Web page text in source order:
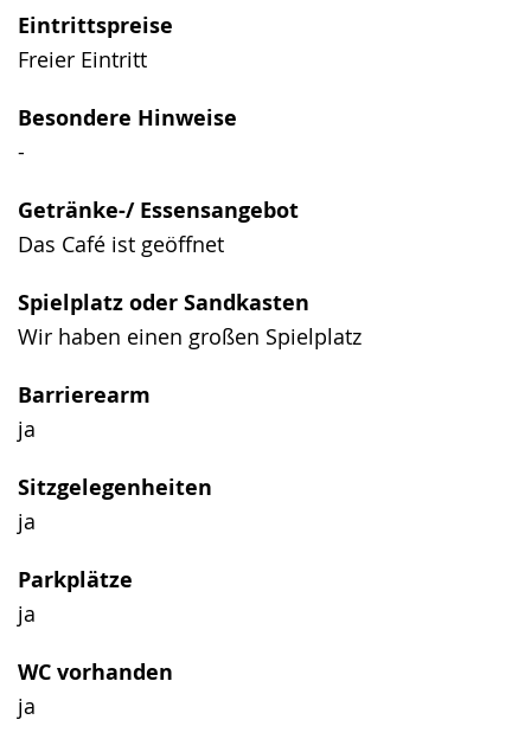
Eintrittspreise
Freier Eintritt
Besondere Hinweise
-
Getränke-/ Essensangebot
Das Café ist geöffnet
Spielplatz oder Sandkasten
Wir haben einen großen Spielplatz
Barrierearm
ja
Sitzgelegenheiten
ja
Parkplätze
ja
WC vorhanden
ja
wird
angezeigt.